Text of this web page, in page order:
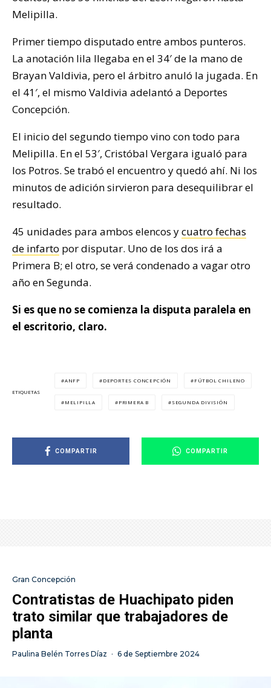
Melipilla.
Primer tiempo disputado entre ambos punteros.
La anotación lila llegaba en el 34′ de la mano de
Brayan Valdivia, pero el árbitro anuló la jugada. En
el 41′, el mismo Valdivia adelantó a Deportes
Concepción.
El inicio del segundo tiempo vino con todo para
Melipilla. En el 53′, Cristóbal Vergara igualó para
los Potros. Se trabó el encuentro y quedó ahí. Ni los
minutos de adición sirvieron para desequilibrar el
resultado.
45 unidades para ambos elencos ycuatro fechas
de infarto por disputar. Uno de los dos irá a
Primera B; el otro, se verá condenado a vagar otro
año en Segunda.
Si es que no se comienza la disputa paralela en
el escritorio, claro.
ETIQUETAS
ANFP DEPORTES CONCEPCIÓN FÚTBOL CHILENO
MELIPILLA PRIMERA B SEGUNDA DIVISIÓN
COMPARTIR COMPARTIR
Gran Concepción
Contratistas de Huachipato piden
trato similar que trabajadores de
planta
Paulina Belén Torres Díaz · 6 de Septiembre 2024